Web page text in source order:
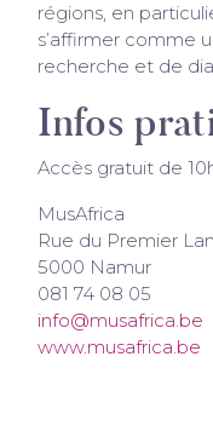
régions, en
s’affirmer comme
recherche et de
Infos
Accès gratuit de
MusAfrica
Rue du Premier
5000 Namur
081 74 08 05
info@musafrica.be
www.musafrica.be